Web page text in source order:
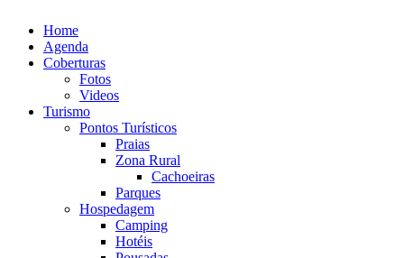
Home
Agenda
Coberturas
Fotos
Videos
Turismo
Pontos Turísticos
Praias
Zona Rural
Cachoeiras
Parques
Hospedagem
Camping
Hotéis